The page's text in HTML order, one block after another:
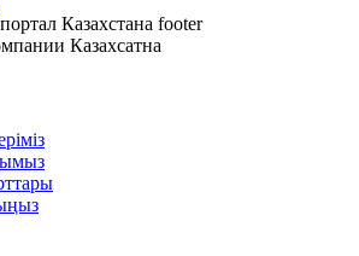
Казахсатна